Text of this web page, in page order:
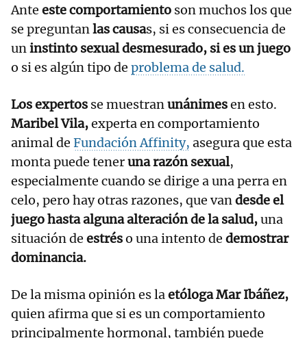
Ante este comportamiento son muchos los que
se preguntan las causas, si es consecuencia de
un instinto sexual desmesurado, si es un juego
o si es algún tipo de problema de salud.
Los expertos se muestran unánimesen esto.
Maribel Vila,experta en comportamiento
animal de Fundación Affinity, asegura que esta
monta puede teneruna razón sexual,
especialmente cuando se dirige a una perra en
celo, pero hay otras razones, que van desde el
juego hasta alguna alteración de la salud,una
situación de estréso una intento de demostrar
dominancia.
De la misma opinión es la etóloga Mar Ibáñez,
quien afirma que si es un comportamiento
principalmente hormonal, también puede